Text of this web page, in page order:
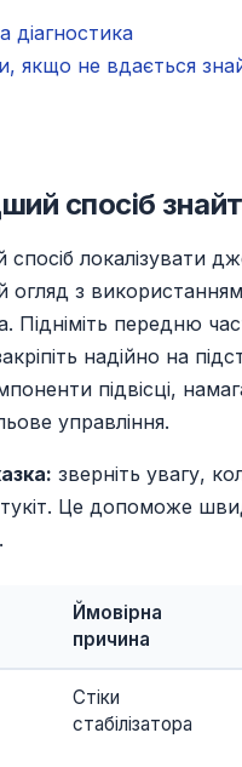
діагностика
якщо не вдається
спосіб
локалізувати
огляд з
Підніміть передню
надійно на
підвісці,
управління.
зверніть увагу,
Це допоможе
Ймовірна
причина
Стіки
стабілізатора